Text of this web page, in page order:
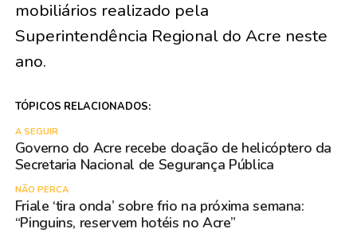
mobiliários realizado pela
Superintendência Regional do Acre neste
ano.
TÓPICOS RELACIONADOS:
A SEGUIR
Governo do Acre recebe doação de helicóptero da
Secretaria Nacional de Segurança Pública
NÃO PERCA
Friale ‘tira onda’ sobre frio na próxima semana:
“Pinguins, reservem hotéis no Acre”